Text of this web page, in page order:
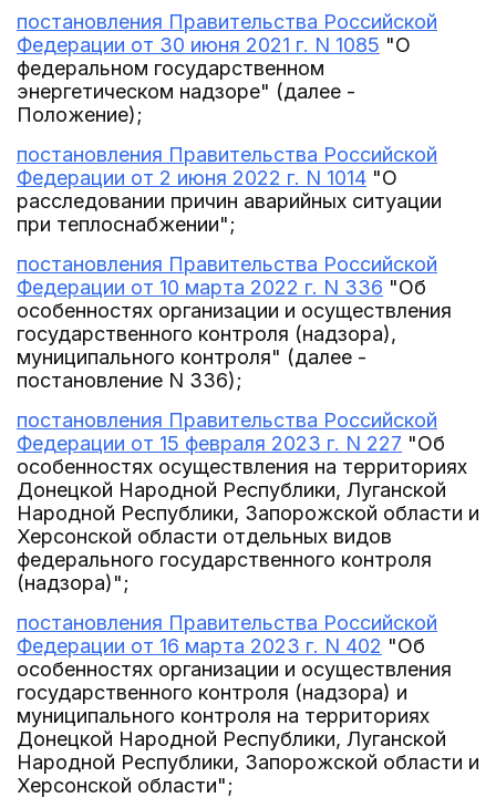
постановления Правительства Российской
Федерации от 30 июня 2021 г. N 1085 "О
федеральном государственном
энергетическом надзоре" (далее -
Положение);
постановления Правительства Российской
Федерации от 2 июня 2022 г. N 1014 "О
расследовании причин аварийных ситуации
при теплоснабжении";
постановления Правительства Российской
Федерации от 10 марта 2022 г. N 336 "Об
особенностях организации и осуществления
государственного контроля (надзора),
муниципального контроля" (далее -
постановление N 336);
постановления Правительства Российской
Федерации от 15 февраля 2023 г. N 227 "Об
особенностях осуществления на территориях
Донецкой Народной Республики, Луганской
Народной Республики, Запорожской области и
Херсонской области отдельных видов
федерального государственного контроля
(надзора)";
постановления Правительства Российской
Федерации от 16 марта 2023 г. N 402 "Об
особенностях организации и осуществления
государственного контроля (надзора) и
муниципального контроля на территориях
Донецкой Народной Республики, Луганской
Народной Республики, Запорожской области и
Херсонской области";